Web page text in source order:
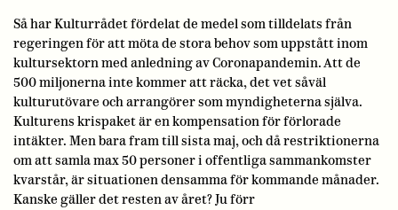
Så har Kulturrådet fördelat de medel som tilldelats från
regeringen för att möta de stora behov som uppstått inom
kultursektorn med anledning av Coronapandemin. Att de
500 miljonerna inte kommer att räcka, det vet såväl
kulturutövare och arrangörer som myndigheterna själva.
Kulturens krispaket är en kompensation för förlorade
intäkter. Men bara fram till sista maj, och då restriktionerna
om att samla max 50 personer i offentliga sammankomster
kvarstår, är situationen densamma för kommande månader.
Kanske gäller det resten av året? Ju förr